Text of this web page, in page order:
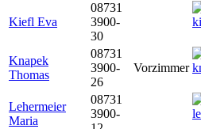
Kiefl Eva
08731
3900-
30
Knapek
Thomas
08731
3900-
26
Vorzimmer
Lehermeier
Maria
08731
3900-